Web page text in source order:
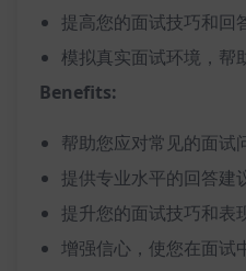
提高您的面试技巧和回
模拟真实面试环境，帮
Benefits:
帮助您应对常见的面试
提供专业水平的回答建
提升您的面试技巧和表
增强信心，使您在面试